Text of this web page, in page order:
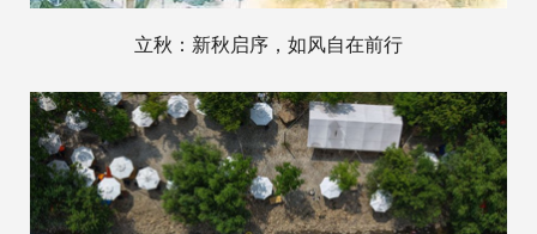
立秋：新秋启序，如风自在前行